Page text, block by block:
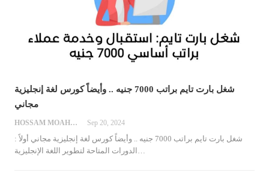
شغل بارت تايم براتب 7000 جنيه .. وأيضاً كورس لغة إنجليزية
مجاني
HOSSAM MOAHMED Sep 20, 2024
شغل بارت تايم براتب 7000 جنيه .. وأيضاً كورس لغة إنجليزية مجاني
أولاً :
الدورات المتاحة لتطوير اللغة الإنجليزية